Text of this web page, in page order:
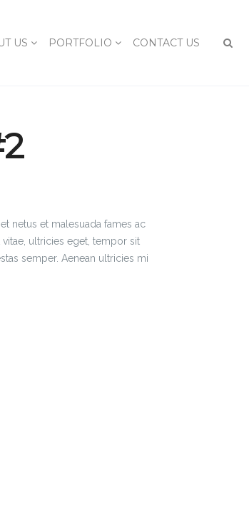
US PORTFOLIO CONTACT US
netus et malesuada fames ac
ultricies eget, tempor sit
semper. Aenean ultricies mi